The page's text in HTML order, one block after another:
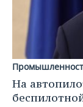
На